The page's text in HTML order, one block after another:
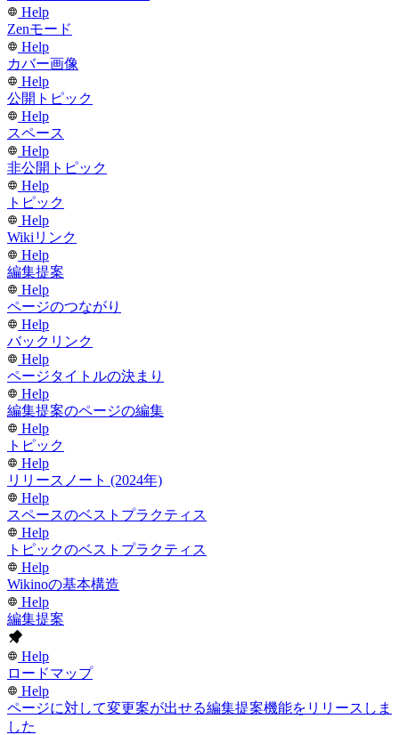
Help
Zenモード
Help
カバー画像
Help
公開トピック
Help
スペース
Help
非公開トピック
Help
トピック
Help
Wikiリンク
Help
編集提案
Help
ページのつながり
Help
バックリンク
Help
ページタイトルの決まり
Help
編集提案のページの編集
Help
トピック
Help
リリースノート (2024年)
Help
スペースのベストプラクティス
Help
トピックのベストプラクティス
Help
Wikinoの基本構造
Help
編集提案
Help
ロードマップ
Help
ページに対して変更案が出せる編集提案機能をリリースしま
した